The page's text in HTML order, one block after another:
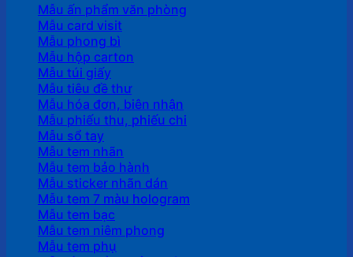
Mẫu ấn phẩm văn phòng
Mẫu card visit
Mẫu phong bì
Mẫu hộp carton
Mẫu túi giấy
Mẫu tiêu đề thư
Mẫu hóa đơn, biên nhận
Mẫu phiếu thu, phiếu chi
Mẫu sổ tay
Mẫu tem nhãn
Mẫu tem bảo hành
Mẫu sticker nhãn dán
Mẫu tem 7 màu hologram
Mẫu tem bạc
Mẫu tem niêm phong
Mẫu tem phụ